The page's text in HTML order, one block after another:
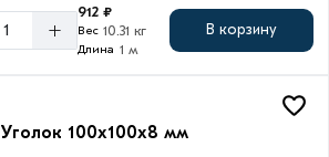
+
912 ₽
Вес 10.31 кг
Длина 1 м
В корзину
Уголок 100х100х8 мм